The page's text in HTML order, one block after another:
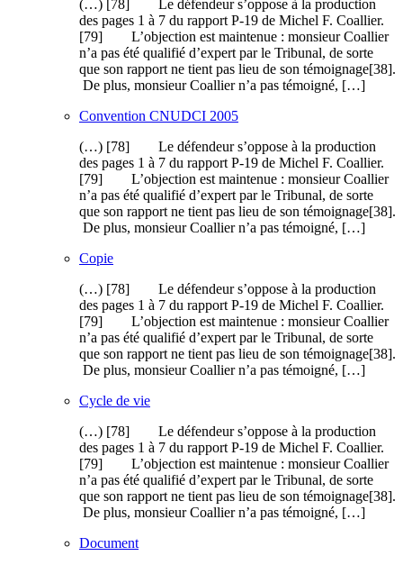
(…) [78] Le défendeur s’oppose à la production
des pages 1 à 7 du rapport P-19 de Michel F. Coallier.
[79] L’objection est maintenue : monsieur Coallier
n’a pas été qualifié d’expert par le Tribunal, de sorte
que son rapport ne tient pas lieu de son témoignage[38].
De plus, monsieur Coallier n’a pas témoigné, […]
Convention CNUDCI 2005
(…) [78] Le défendeur s’oppose à la production
des pages 1 à 7 du rapport P-19 de Michel F. Coallier.
[79] L’objection est maintenue : monsieur Coallier
n’a pas été qualifié d’expert par le Tribunal, de sorte
que son rapport ne tient pas lieu de son témoignage[38].
De plus, monsieur Coallier n’a pas témoigné, […]
Copie
(…) [78] Le défendeur s’oppose à la production
des pages 1 à 7 du rapport P-19 de Michel F. Coallier.
[79] L’objection est maintenue : monsieur Coallier
n’a pas été qualifié d’expert par le Tribunal, de sorte
que son rapport ne tient pas lieu de son témoignage[38].
De plus, monsieur Coallier n’a pas témoigné, […]
Cycle de vie
(…) [78] Le défendeur s’oppose à la production
des pages 1 à 7 du rapport P-19 de Michel F. Coallier.
[79] L’objection est maintenue : monsieur Coallier
n’a pas été qualifié d’expert par le Tribunal, de sorte
que son rapport ne tient pas lieu de son témoignage[38].
De plus, monsieur Coallier n’a pas témoigné, […]
Document